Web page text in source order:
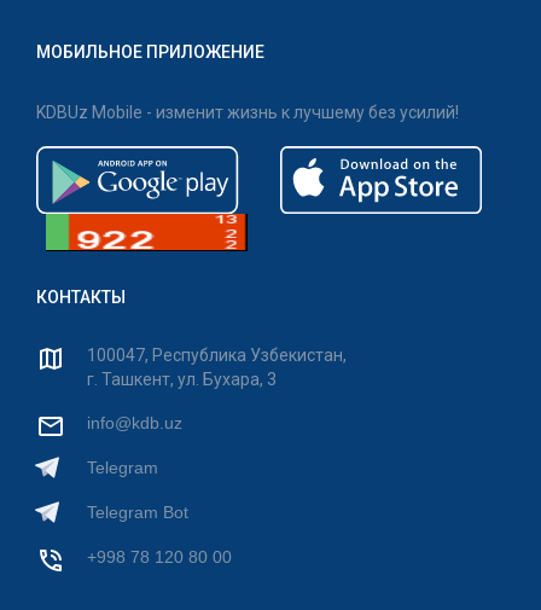
МОБИЛЬНОЕ ПРИЛОЖЕНИЕ
KDBUz Mobile - изменит жизнь к лучшему без усилий!
КОНТАКТЫ
100047, Республика Узбекистан,
г. Ташкент, ул. Бухара, 3
info@kdb.uz
Telegram
Telegram Bot
+998 78 120 80 00